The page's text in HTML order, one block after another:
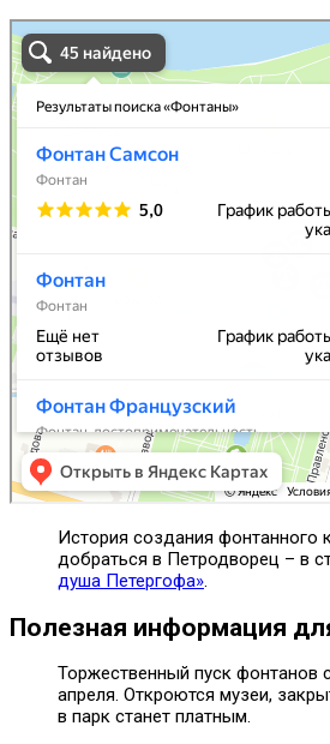
История создания фонтанного
добраться в Петродворец – в
душа Петергофа».
Полезная информация
Торжественный пуск фонтанов
апреля. Откроются музеи,
в парк станет платным.